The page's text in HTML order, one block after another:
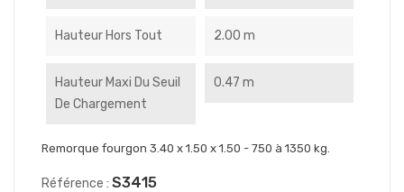
Hauteur Hors Tout 2.00 m
Hauteur Maxi Du Seuil
De Chargement
0.47 m
Remorque fourgon 3.40 x 1.50 x 1.50 - 750 à 1350 kg.
Référence : S3415